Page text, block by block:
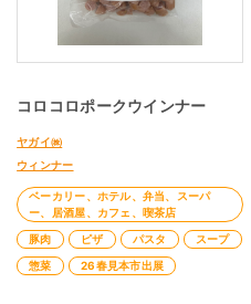
コロコロポークウインナー
ヤガイ㈱
ウィンナー
ベーカリー、ホテル、弁当、スーパ
ー、居酒屋、カフェ、喫茶店
豚肉
ピザ パスタ
スープ
惣菜
26春見本市出展